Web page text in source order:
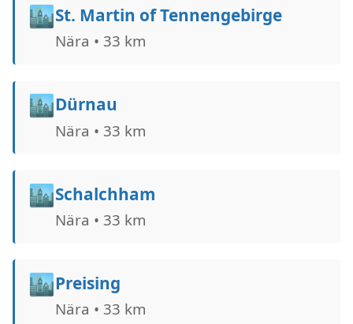
🏙️St. Martin of Tennengebirge
Nära • 33 km
🏙️Dürnau
Nära • 33 km
🏙️Schalchham
Nära • 33 km
🏙️Preising
Nära • 33 km